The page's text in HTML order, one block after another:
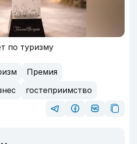
по туризму
Премия
гостеприимство